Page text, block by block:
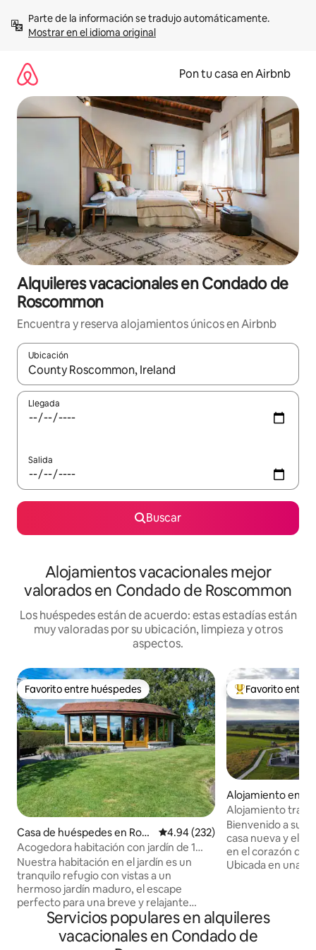
contenidoMostrar en el idioma original
Pon tu casa en Airbnb
Alquileres vacacionales en Condado de
Roscommon
Encuentra y reserva alojamientos únicos en Airbnb
Ubicación
Cuando los resultados estén disponibles, navega con las
Llegada
Salida
Buscar
Alojamientos vacacionales mejor
valorados en Condado de Roscommon
Los huéspedes están de acuerdo: estas estadías están
muy valoradas por su ubicación, limpieza y otros
aspectos.
Favorito entre huéspedes
Favorito entre huéspedes
Casa de huéspedes en Rosc
ommon
Calificación promedio: 4.94 de
4.94 (232)
Acogedora habitación con jardín de 1
dormitorio en alquiler en Roscommon
Nuestra habitación en el jardín es un
tranquilo refugio con vistas a un
hermoso jardín maduro, el escape
perfecto para una breve y relajante
escapada. Con un diseño elegante y
pensando en la comodidad, es un lugar
ideal para relajarse y recargar energías.
Favorito entre
Favorito entre
Alojamiento en
Alojamiento
irlandesa
Bienvenido a su
casa nueva y
en el corazón de
Ubicada en una
una luminosa
abierta con unas
cocina
Servicios populares en alquileres
vacacionales en Condado de